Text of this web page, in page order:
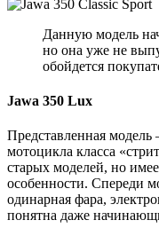
Данную модель
но она уже не
обойдется
Jawa 350 Lux
Представленная модель
мотоцикла класса
старых моделей, но
особенности. Спереди
одинарная фара,
понятна даже